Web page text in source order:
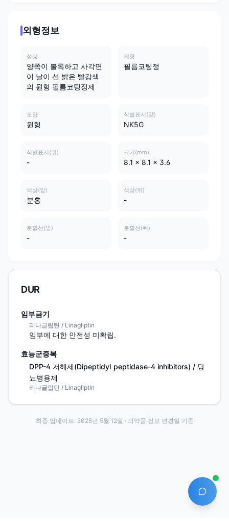
외형정보
성상
양쪽이 볼록하고 사각면
이 날이 선 밝은 빨강색
의 원형 필름코팅정제
제형
필름코팅정
모양
원형
식별표시(앞)
NK5G
식별표시(뒤)
-
크기(mm)
8.1 x 8.1 x 3.6
색상(앞)
분홍
색상(뒤)
-
분할선(앞)
-
분할선(뒤)
-
DUR
임부금기
리나글립틴 / Linagliptin
임부에 대한 안전성 미확립.
효능군중복
DPP-4 저해제(Dipeptidyl peptidase-4 inhibitors) / 당
뇨병용제
리나글립틴 / Linagliptin
AI 에이
최종 업데이트: 2025년 5월 12일 · 의약품 정보 변경일 기준